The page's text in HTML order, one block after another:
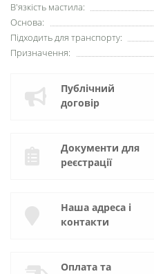
В'язкість мастила:
Основа:
Підходить для транспорту:
Призначення:
Публічний
договір
Документи для
реєстрації
Наша адреса і
контакти
Оплата та